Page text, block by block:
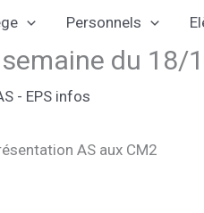
Personnels
semaine du
- EPS infos
AS aux CM2